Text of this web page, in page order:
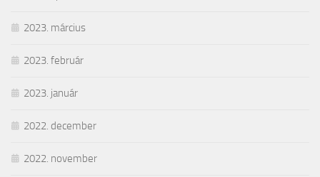
2023. március
2023. február
2023. január
2022. december
2022. november